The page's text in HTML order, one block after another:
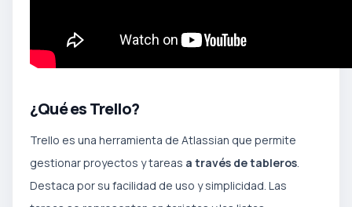
¿Qué es Trello?
Trello es una herramienta de Atlassian que permite
gestionar proyectos y tareas a través de tableros.
Destaca por su facilidad de uso y simplicidad. Las